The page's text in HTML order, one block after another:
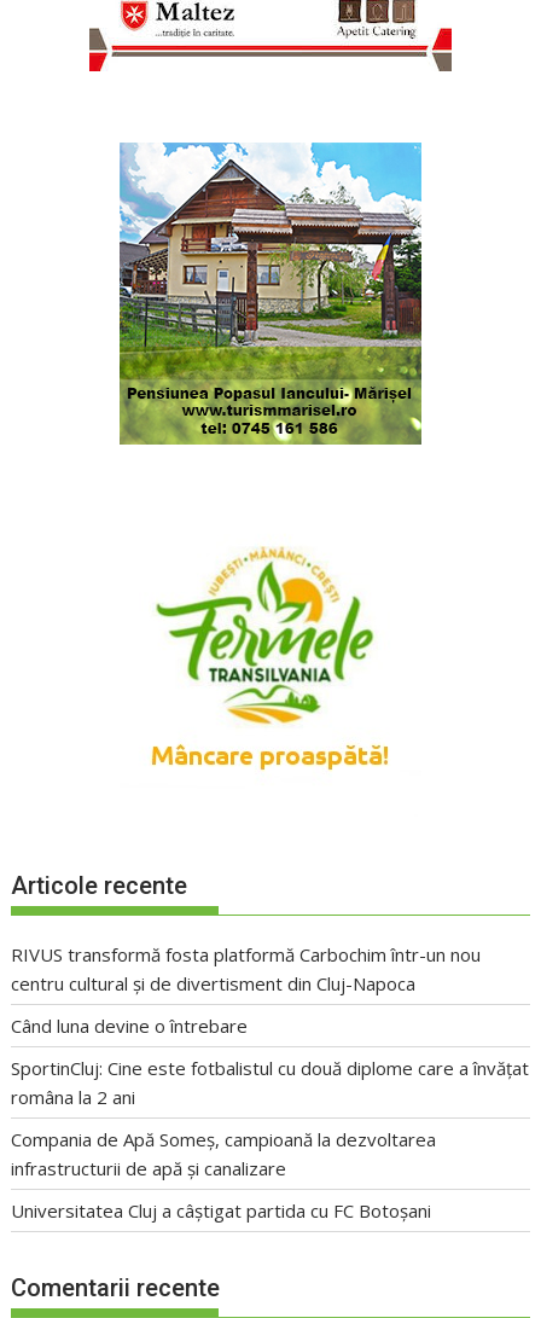
Articole recente
RIVUS transformă fosta platformă Carbochim într-un nou
centru cultural și de divertisment din Cluj-Napoca
Când luna devine o întrebare
SportinCluj: Cine este fotbalistul cu două diplome care a învățat
româna la 2 ani
Compania de Apă Someș, campioană la dezvoltarea
infrastructurii de apă și canalizare
Universitatea Cluj a câștigat partida cu FC Botoșani
Comentarii recente